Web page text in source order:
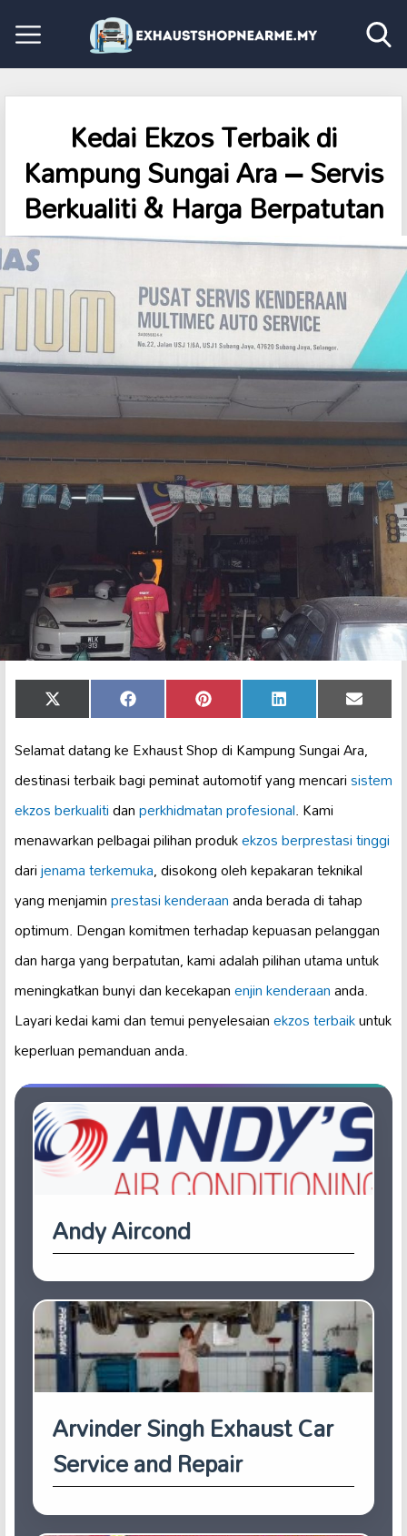
Kedai Ekzos Terbaik di
Kampung Sungai Ara – Servis
Berkualiti & Harga Berpatutan
Share
on
X
(Twitter)
Share
on
Facebook Share
on
Pinterest Share
on
LinkedIn Share
on
Email
Selamat datang ke Exhaust Shop di Kampung Sungai Ara,
destinasi terbaik bagi peminat automotif yang mencarisistem
ekzos berkualitidanperkhidmatan profesional. Kami
menawarkan pelbagai pilihan produkekzos berprestasi tinggi
darijenama terkemuka, disokong oleh kepakaran teknikal
yang menjaminprestasi kenderaananda berada di tahap
optimum. Dengan komitmen terhadap kepuasan pelanggan
dan harga yang berpatutan, kami adalah pilihan utama untuk
meningkatkan bunyi dan kecekapanenjin kenderaananda.
Layari kedai kami dan temui penyelesaianekzos terbaikuntuk
keperluan pemanduan anda.
Andy Aircond
Arvinder Singh Exhaust Car
Service and Repair